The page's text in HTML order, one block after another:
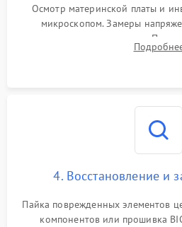
Осмотр материнской платы и
микроскопом. Замеры
процессора и видеокарты.
диска и оперативной памяти с
4. Восстановление и
Пайка поврежденных элементов
компонентов или прошивка